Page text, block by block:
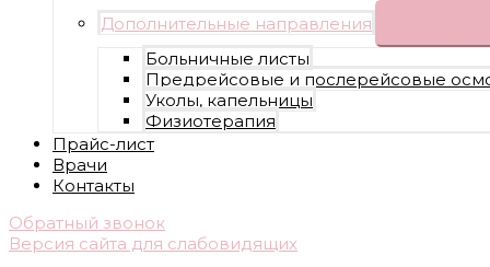
Дополнительные направления
Больничные листы
Предрейсовые и послерейсовые
Уколы, капельницы
Физиотерапия
Прайс-лист
Врачи
Контакты
Обратный звонок
Версия сайта для слабовидящих